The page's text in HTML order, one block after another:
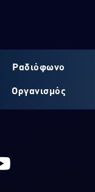
Ραδιόφωνο
Οργανισμός